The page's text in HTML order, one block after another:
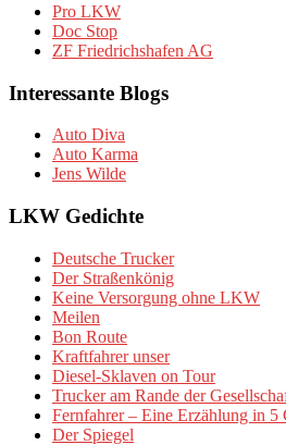
Pro LKW
Doc Stop
ZF Friedrichshafen AG
Interessante Blogs
Auto Diva
Auto Karma
Jens Wilde
LKW Gedichte
Deutsche Trucker
Der Straßenkönig
Keine Versorgung ohne LKW
Meilen
Bon Route
Kraftfahrer unser
Diesel-Sklaven on Tour
Trucker am Rande der
Fernfahrer – Eine Erzählung in 5
Der Spiegel